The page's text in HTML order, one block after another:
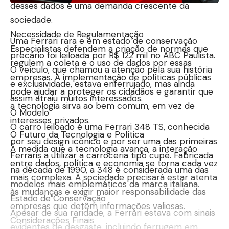
desses dados é uma demanda crescente da
sociedade.
Necessidade de Regulamentação
Especialistas defendem a criação de normas que
regulem a coleta e o uso de dados por essas
empresas. A implementação de políticas públicas
pode ajudar a proteger os cidadãos e garantir que
a tecnologia sirva ao bem comum, em vez de
interesses privados.
O Futuro da Tecnologia e Política
À medida que a tecnologia avança, a interação
entre dados, política e economia se torna cada vez
mais complexa. A sociedade precisará estar atenta
às mudanças e exigir maior responsabilidade das
empresas que detêm informações valiosas.
Considerações Finais
Uma Ferrari rara e em estado de conservação
precário foi leiloada por R$ 122 mil no ABC Paulista.
O veículo, que chamou a atenção pela sua história
e exclusividade, estava enferrujado, mas ainda
assim atraiu muitos interessados.
O Modelo
O carro leiloado é uma Ferrari 348 TS, conhecida
por seu design icônico e por ser uma das primeiras
Ferraris a utilizar a carroceria tipo cupê. Fabricada
na década de 1990, a 348 é considerada uma das
modelos mais emblemáticos da marca italiana.
Estado de Conservação
Apesar de sua raridade, a Ferrari estava com sinais